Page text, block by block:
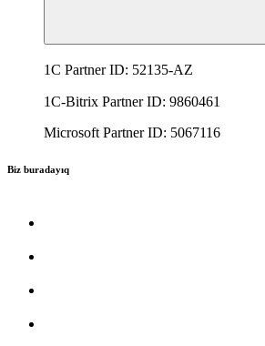
1C Partner ID: 52135-AZ
1C-Bitrix Partner ID: 9860461
Microsoft Partner ID: 5067116
Biz buradayıq